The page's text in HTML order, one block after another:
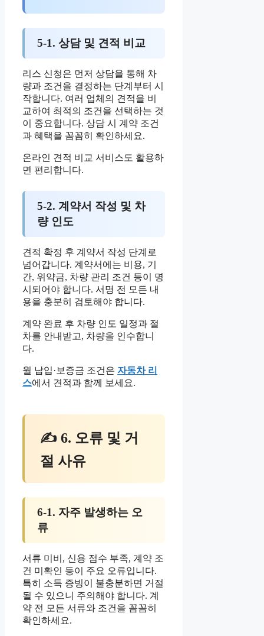
5-1. 상담 및 견적 비교
리스 신청은 먼저 상담을 통해 차
량과 조건을 결정하는 단계부터 시
작합니다. 여러 업체의 견적을 비
교하여 최적의 조건을 선택하는 것
이 중요합니다. 상담 시 계약 조건
과 혜택을 꼼꼼히 확인하세요.
온라인 견적 비교 서비스도 활용하
면 편리합니다.
5-2. 계약서 작성 및 차
량 인도
견적 확정 후 계약서 작성 단계로
넘어갑니다. 계약서에는 비용, 기
간, 위약금, 차량 관리 조건 등이 명
시되어야 합니다. 서명 전 모든 내
용을 충분히 검토해야 합니다.
계약 완료 후 차량 인도 일정과 절
차를 안내받고, 차량을 인수합니
다.
월 납입·보증금 조건은 자동차 리
스에서 견적과 함께 보세요.
✍ 6. 오류 및 거
절 사유
6-1. 자주 발생하는 오
류
서류 미비, 신용 점수 부족, 계약 조
건 미확인 등이 주요 오류입니다.
특히 소득 증빙이 불충분하면 거절
될 수 있으니 주의해야 합니다. 계
약 전 모든 서류와 조건을 꼼꼼히
확인하세요.